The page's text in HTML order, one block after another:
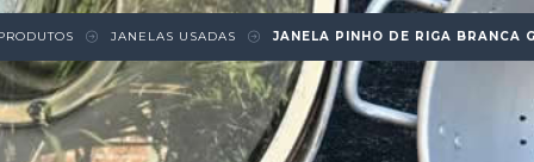
JANELAS USADAS JANELA PINHO DE RIGA BRANCA